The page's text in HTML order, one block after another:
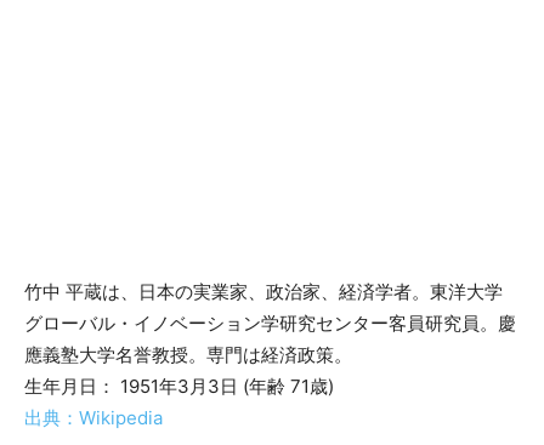
竹中 平蔵は、日本の実業家、政治家、経済学者。東洋大学
グローバル・イノベーション学研究センター客員研究員。慶
應義塾大学名誉教授。専門は経済政策。
生年月日： 1951年3月3日 (年齢 71歳)
出典：Wikipedia